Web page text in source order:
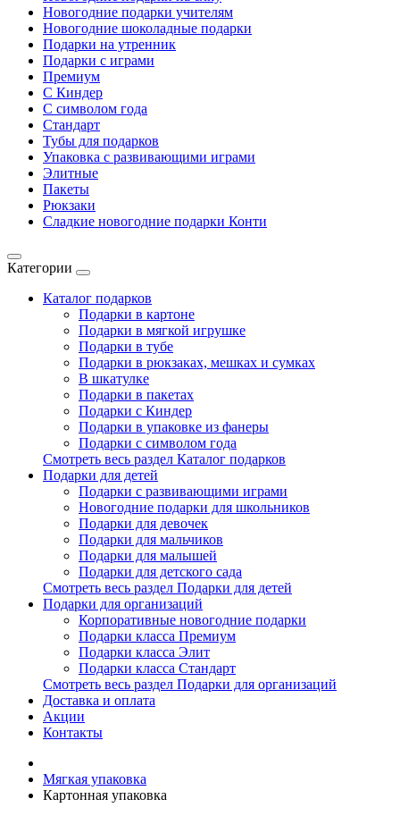
Новогодние подарки учителям
Новогодние шоколадные подарки
Подарки на утренник
Подарки с играми
Премиум
С Киндер
С символом года
Стандарт
Тубы для подарков
Упаковка с развивающими играми
Элитные
Пакеты
Рюкзаки
Сладкие новогодние подарки Конти
Категории
Каталог подарков
Подарки в картоне
Подарки в мягкой игрушке
Подарки в тубе
Подарки в рюкзаках, мешках и сумках
В шкатулке
Подарки в пакетах
Подарки с Киндер
Подарки в упаковке из фанеры
Подарки с символом года
Смотреть весь раздел Каталог подарков
Подарки для детей
Подарки с развивающими играми
Новогодние подарки для школьников
Подарки для девочек
Подарки для мальчиков
Подарки для малышей
Подарки для детского сада
Смотреть весь раздел Подарки для детей
Подарки для организаций
Корпоративные новогодние подарки
Подарки класса Премиум
Подарки класса Элит
Подарки класса Стандарт
Смотреть весь раздел Подарки для организаций
Доставка и оплата
Акции
Контакты
Мягкая упаковка
Картонная упаковка